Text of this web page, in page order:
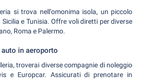
si trova nell'omonima isola, un piccolo
e Tunisia. Offre voli diretti per diverse
Roma e Palermo.
in aeroporto
troverai diverse compagnie di noleggio
e Europcar. Assicurati di prenotare in